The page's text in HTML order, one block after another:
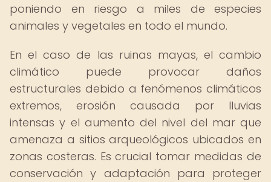
poniendo en riesgo a miles de especies
animales y vegetales en todo el mundo.
En el caso de las ruinas mayas, el cambio
climático puede provocar daños
estructurales debido a fenómenos climáticos
extremos, erosión causada por lluvias
intensas y el aumento del nivel del mar que
amenaza a sitios arqueológicos ubicados en
zonas costeras. Es crucial tomar medidas de
conservación y adaptación para proteger